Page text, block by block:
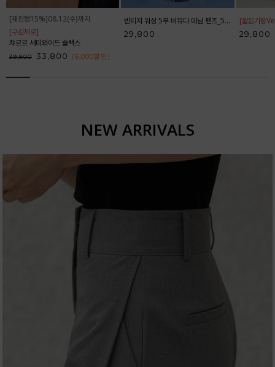
[재진행15%]08.12(수)까지
[구김제로]
챠르르 세미와이드 슬랙스
39,800 33,800 (6,000할인 )
빈티지 워싱 5부 버뮤다 데님 팬츠_52DP598
29,800
[짧은기장
29,800
NEW ARRIVALS